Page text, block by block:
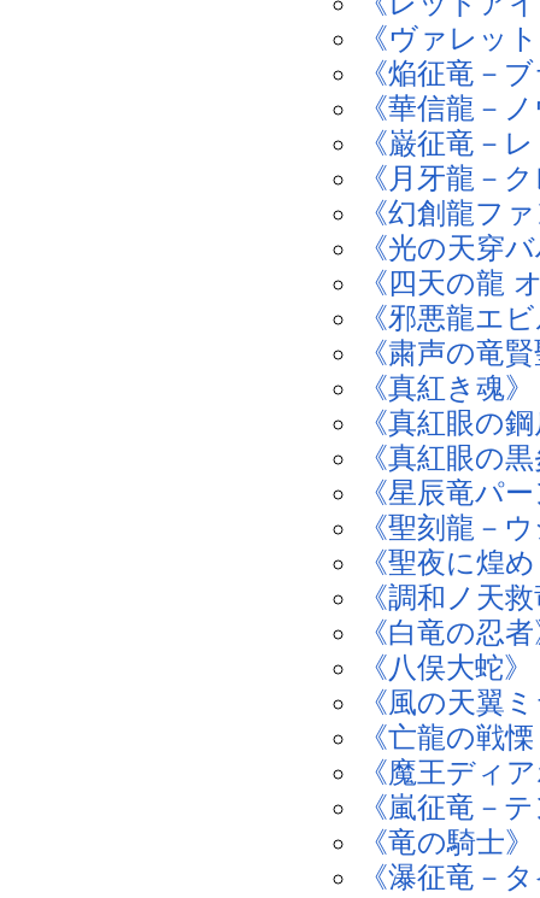
《ヴァレッ
《焔征竜－
《華信龍－
《巌征竜－
《月牙龍－
《幻創龍フ
《光の天穿
《四天の龍
《邪悪龍エ
《粛声の竜
《真紅き魂》
《真紅眼の
《真紅眼の
《星辰竜パ
《聖刻龍－
《聖夜に煌
《調和ノ天
《白竜の忍
《八俣大蛇》
《風の天翼
《亡龍の戦
《魔王ディ
《嵐征竜－
《竜の騎士》
《瀑征竜－